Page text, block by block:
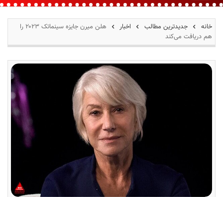
ر
م
ز
خانه جدیدترین مطالب اخبار
هلن میرن جایزه سینماتک ۲۰۲۳ را
هم دریافت می‌کند